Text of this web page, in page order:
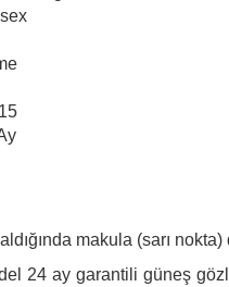
makula (sarı
24 ay garantili güneş